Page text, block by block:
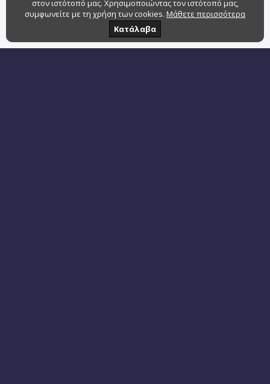
στον ιστότοπό μας. Χρησιμοποιώντας τον ιστότοπό μας,
συμφωνείτε με τη χρήση των cookies. Μάθετε περισσότερα
Κατάλαβα